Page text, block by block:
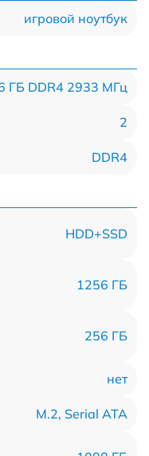
игровой ноутбук
ГБ DDR4 2933 МГц
2
DDR4
HDD+SSD
1256 ГБ
256 ГБ
нет
M.2, Serial ATA